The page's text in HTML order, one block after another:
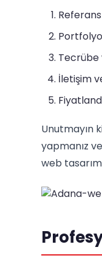
Tecrübe
İletişim
Unutmayın
yapmanız
web